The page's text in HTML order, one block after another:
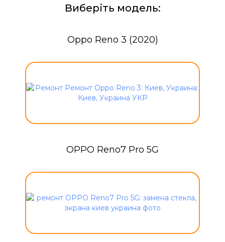
Виберіть модель:
Oppo Reno 3 (2020)
OPPO Reno7 Pro 5G